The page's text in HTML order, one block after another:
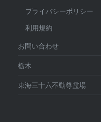
プライバシーポリシー
利用規約
お問い合わせ
栃木
東海三十六不動尊霊場